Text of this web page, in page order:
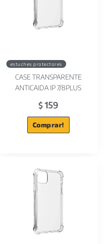
estuches protectores
CASE TRANSPARENTE
ANTICAIDA IP 7/8PLUS
$159
Comprar!